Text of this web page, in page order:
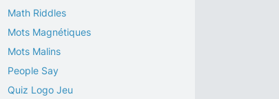
Math Riddles
Mots Magnétiques
Mots Malins
People Say
Quiz Logo Jeu